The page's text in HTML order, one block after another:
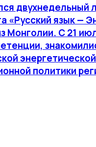
«Русский язык —
Монголии. С 21
политики